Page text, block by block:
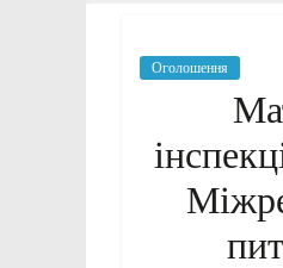
Оголошення